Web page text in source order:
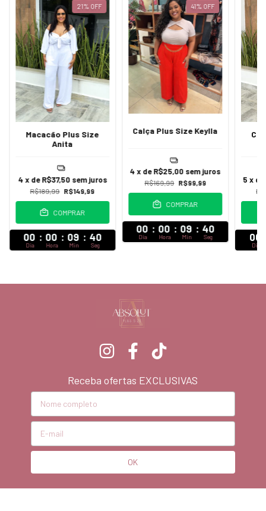
21% OFF
Macacão Plus Size
Anita
R$189,99 R$149,99
4x deR$37,50 sem juros
COMPRAR
00 : 00 : 09 : 39
Dia Hora Min Seg
41% OFF
Calça Plus Size Keylla
R$169,99 R$99,99
4 x deR$25,00 sem juros
COMPRAR
00 : 00 : 09 : 39
Dia Hora Min Seg
5 x de
00
Dia
Receba ofertas EXCLUSIVAS